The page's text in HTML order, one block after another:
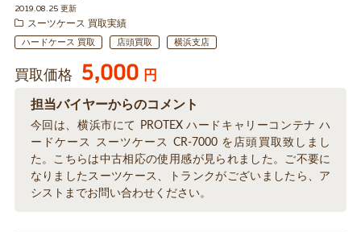
2019.08.25 更新
スーツケース 買取実績
ハードケース 買取 店頭買取 横浜支店
買取価格 5,000 円
担当バイヤーからのコメント
今回は、横浜市にて PROTEX ハードキャリーコンテナ ハ
ードケース スーツケース CR-7000 を店頭買取致しまし
た。こちらは中古相応の使用感が見られました。ご不要に
なりましたスーツケース、トランクがございましたら、ア
シストまでお問い合わせください。